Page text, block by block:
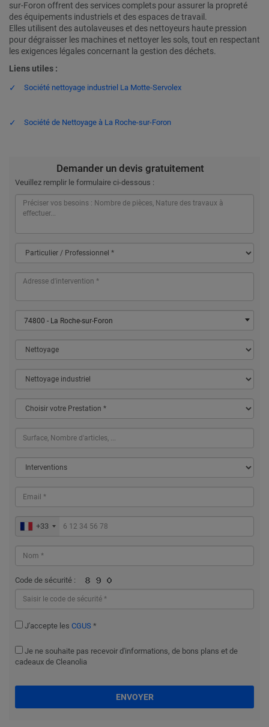
sur-Foron offrent des services complets pour assurer la propreté
des équipements industriels et des espaces de travail.
Elles utilisent des autolaveuses et des nettoyeurs haute pression
pour dégraisser les machines et nettoyer les sols, tout en respectant
les exigences légales concernant la gestion des déchets.
Liens utiles :
Société nettoyage industriel La Motte-Servolex
Société de Nettoyage à La Roche-sur-Foron
Demander un devis gratuitement
Veuillez remplir le formulaire ci-dessous :
74800 - La Roche-sur-Foron
+33
Code de sécurité :
J'accepte les CGUS *
Je ne souhaite pas recevoir d'informations, de bons plans et de
cadeaux de Cleanolia
ENVOYER